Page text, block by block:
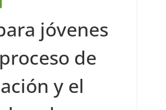
jóvenes
de
y el